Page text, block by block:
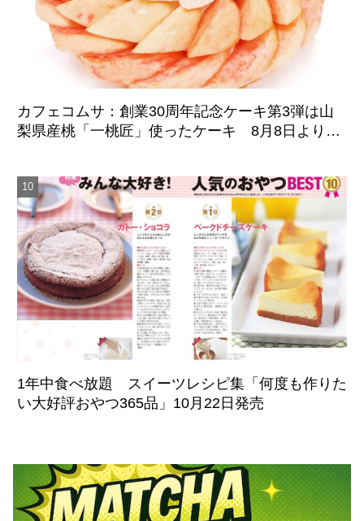
カフェコムサ：創業30周年記念ケーキ第3弾は山
梨県産桃「一桃匠」使ったケーキ 8月8日より期
1年中食べ放題 スイーツレシピ集「何度も作りた
い大好評おやつ365品」10月22日発売